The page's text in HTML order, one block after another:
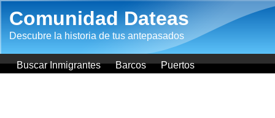
Comunidad Dateas
Descubre la historia de tus antepasados
Buscar Inmigrantes Barcos Puertos